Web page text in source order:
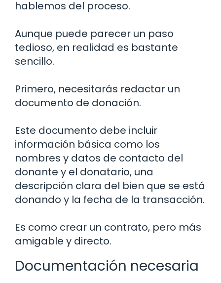
hablemos del proceso.
Aunque puede parecer un paso
tedioso, en realidad es bastante
sencillo.
Primero, necesitarás redactar un
documento de donación.
Este documento debe incluir
información básica como los
nombres y datos de contacto del
donante y el donatario, una
descripción clara del bien que se está
donando y la fecha de la transacción.
Es como crear un contrato, pero más
amigable y directo.
Documentación necesaria